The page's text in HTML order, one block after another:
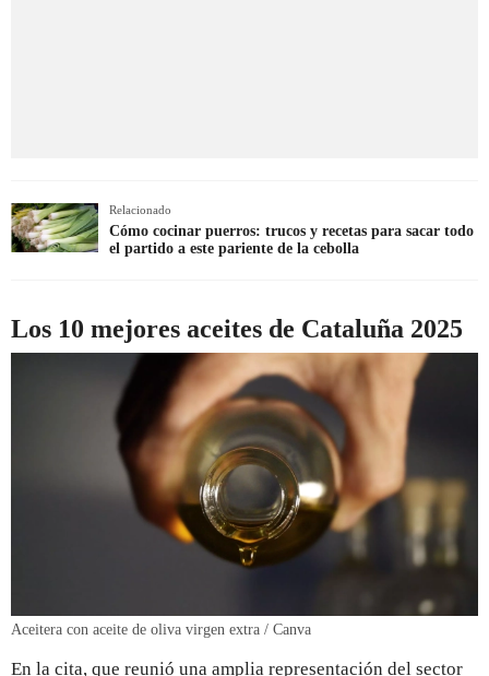
Relacionado
Cómo cocinar puerros: trucos y recetas para sacar todo
el partido a este pariente de la cebolla
Los 10 mejores aceites de Cataluña 2025
Aceitera con aceite de oliva virgen extra / Canva
En la cita, que reunió una amplia representación del sector